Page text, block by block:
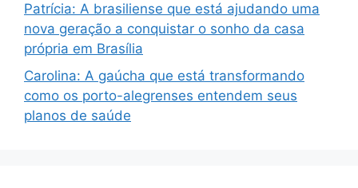
Patrícia: A brasiliense que está ajudando uma
nova geração a conquistar o sonho da casa
própria em Brasília
Carolina: A gaúcha que está transformando
como os porto-alegrenses entendem seus
planos de saúde